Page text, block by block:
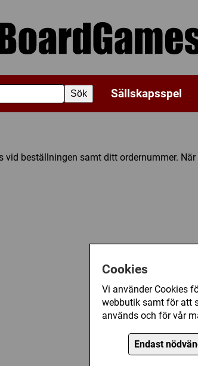
Cookies
Vi använder Cookies
webbutik samt för att
används och för vår
Endast
Sök Sällskapsspel
vid beställningen samt ditt ordernummer.